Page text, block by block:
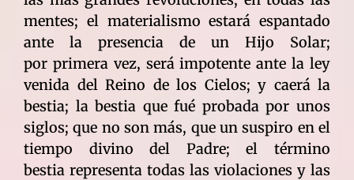
mentes; el materialismo estará espantado
ante la presencia de un Hijo Solar;
por primera vez, será impotente ante la ley
venida del Reino de los Cielos; y caerá la
bestia; la bestia que fué probada por unos
siglos; que no son más, que un suspiro en el
tiempo divino del Padre; el término
bestia representa todas las violaciones y las